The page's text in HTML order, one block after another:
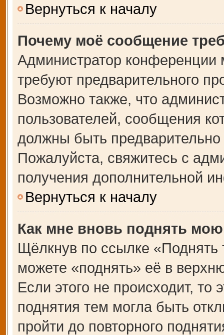
Вернуться к началу
Почему моё сообщение
Администратор
требуют предварительного
Возможно также, что
пользователей, сообщения
должны быть
Пожалуйста, свяжитесь с
получения дополнительной
Вернуться к началу
Как мне вновь поднять
Щёлкнув по ссылке
можете «поднять» её в
Если этого не происходит, то
поднятия тем могла быть
пройти до повторного